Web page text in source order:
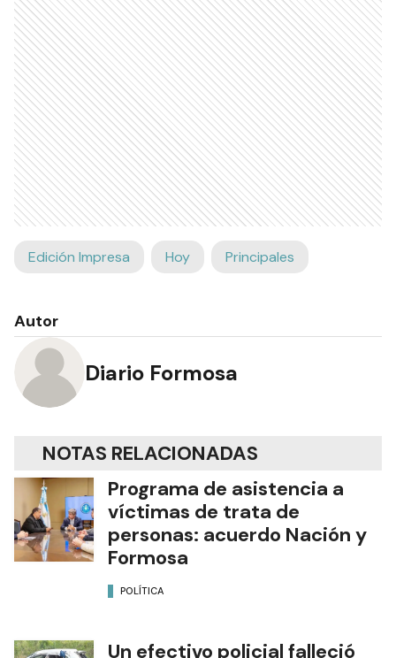
Edición Impresa Hoy Principales
Autor
Diario Formosa
NOTAS RELACIONADAS
Programa de asistencia a
víctimas de trata de
personas: acuerdo Nación y
Formosa
POLÍTICA
Un efectivo policial falleció